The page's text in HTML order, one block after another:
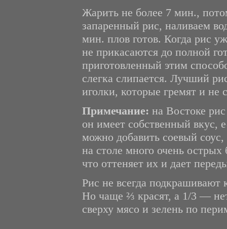
Жарить не более 7 мин.,
запаренный рис, наливаем
мин. плов готов. Когда рис
не прикасаются до полной
приготовленный этим
слегка слипается. Лучший
иголки, которые гремят и не
Примечание: на Востоке
он имеет собственный вкус,
можно добавить соевый
на столе много очень
что оттеняет их и дает
Рис не всегда
Но чаще ⅔ красят, а 1/3 —
сверху мясо и зелень по